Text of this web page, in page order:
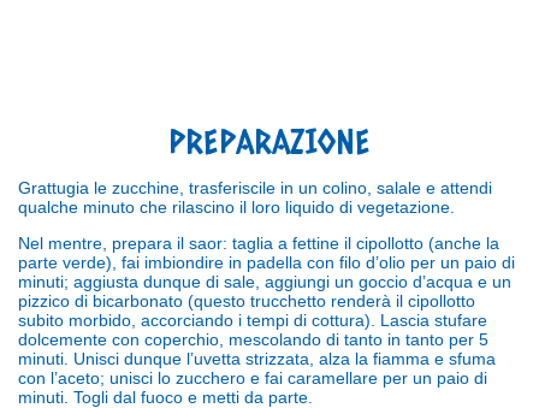
PREPARAZIONE
Grattugia le zucchine, trasferiscile in un colino, salale e attendi
qualche minuto che rilascino il loro liquido di vegetazione.
Nel mentre, prepara il saor: taglia a fettine il cipollotto (anche la
parte verde), fai imbiondire in padella con filo d’olio per un paio di
minuti; aggiusta dunque di sale, aggiungi un goccio d’acqua e un
pizzico di bicarbonato (questo trucchetto renderà il cipollotto
subito morbido, accorciando i tempi di cottura). Lascia stufare
dolcemente con coperchio, mescolando di tanto in tanto per 5
minuti. Unisci dunque l’uvetta strizzata, alza la fiamma e sfuma
con l’aceto; unisci lo zucchero e fai caramellare per un paio di
minuti. Togli dal fuoco e metti da parte.